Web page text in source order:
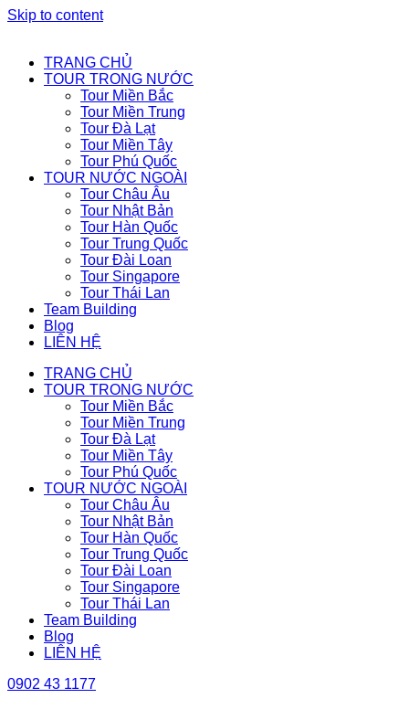
Skip to content
TRANG CHỦ
TOUR TRONG NƯỚC
Tour Miền Bắc
Tour Miền Trung
Tour Đà Lạt
Tour Miền Tây
Tour Phú Quốc
TOUR NƯỚC NGOÀI
Tour Châu Âu
Tour Nhật Bản
Tour Hàn Quốc
Tour Trung Quốc
Tour Đài Loan
Tour Singapore
Tour Thái Lan
Team Building
Blog
LIÊN HỆ
TRANG CHỦ
TOUR TRONG NƯỚC
Tour Miền Bắc
Tour Miền Trung
Tour Đà Lạt
Tour Miền Tây
Tour Phú Quốc
TOUR NƯỚC NGOÀI
Tour Châu Âu
Tour Nhật Bản
Tour Hàn Quốc
Tour Trung Quốc
Tour Đài Loan
Tour Singapore
Tour Thái Lan
Team Building
Blog
LIÊN HỆ
0902 43 1177